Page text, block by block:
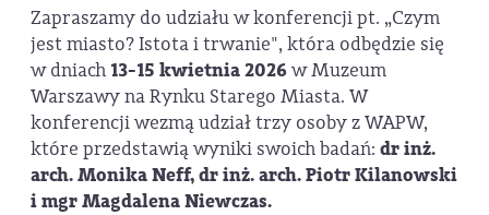
Zapraszamy do udziału w konferencji pt. „Czym
jest miasto? Istota i trwanie", która odbędzie się
w dniach 13-15 kwietnia 2026w Muzeum
Warszawy na Rynku Starego Miasta. W
konferencji wezmą udział trzy osoby z WAPW,
które przedstawią wyniki swoich badań: dr inż.
arch. Monika Neff,dr inż. arch. Piotr Kilanowski
i mgr Magdalena Niewczas.